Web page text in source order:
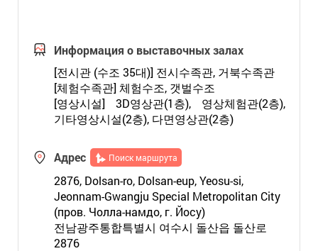
Информация о выставочных залах
[전시관 (수조 35대)] 전시수족관, 거북수족관
[체험수족관] 체험수조, 갯벌수조
[영상시설] 3D영상관(1층), 영상체험관(2층),
기타영상시설(2층), 다면영상관(2층)
Адрес Поиск маршрута
2876, Dolsan-ro, Dolsan-eup, Yeosu-si,
Jeonnam-Gwangju Special Metropolitan City
(пров. Чолла-намдо, г. Йосу)
전남광주통합특별시 여수시 돌산읍 돌산로
2876